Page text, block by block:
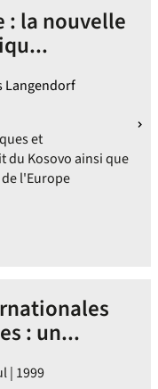
: la nouvelle
Langendorf
et
du Kosovo ainsi que
l'Europe
: un...
| 1999